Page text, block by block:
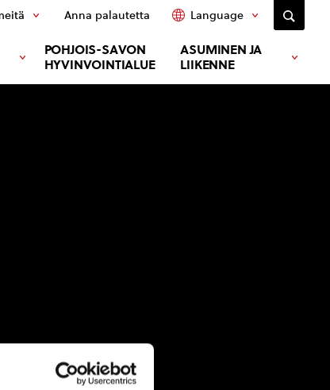
POHJOIS-SAVON
HYVINVOINTIALUE
ASUMINEN JA
LIIKENNE
Anna palautetta Language